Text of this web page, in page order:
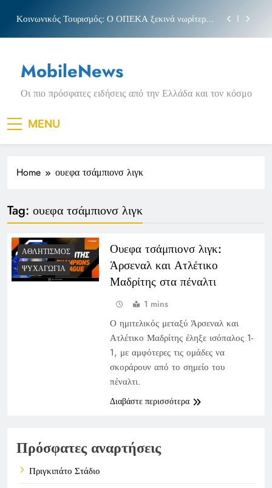
content
Κοινωνικός Τουρισμός: Ο ΟΠΕΚΑ ξεκινά νωρίτερα
Νέα Κρήτη: Σαρακήνικο και η φράση «Κρήτη
ΟΦΗ»
Πριγκιπάτο Στάδιο
Κοινωνικός Τουρισμός: Ο ΟΠΕΚΑ ξεκινά νωρίτερα
τις αιτήσεις
Μπέσσυ αργυράκη
Νέα Κρήτη: Σαρακήνικο και η φράση «Κρήτη
MobileNews
Οι πιο πρόσφατες ειδήσεις από την Ελλάδα και τον κόσμο
MENU
Home ουεφα τσάμπιονσ λιγκ
Tag: ουεφα τσάμπιονσ λιγκ
ΑΘΛΗΤΙΣΜΌΣ
ΨΥΧΑΓΩΓΊΑ
Ουεφα τσάμπιονσ λιγκ:
Άρσεναλ και Ατλέτικο
Μαδρίτης στα πέναλτι
1 mins
Ο ημιτελικός μεταξύ Άρσεναλ και
Ατλέτικο Μαδρίτης έληξε ισόπαλος 1-
1, με αμφότερες τις ομάδες να
σκοράρουν από το σημείο του
πέναλτι.
Διαβάστε περισσότερα
Πρόσφατες αναρτήσεις
Πριγκιπάτο Στάδιο